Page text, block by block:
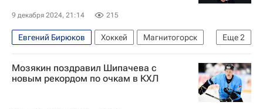
9 декабря 2024, 21:14 215
Еще2
Евгений Бирюков Хоккей
Магнитогорск
Салават Юлаев
КХЛ 2025-2026
Мозякин поздравил Шипачева с
новым рекордом по очкам в КХЛ